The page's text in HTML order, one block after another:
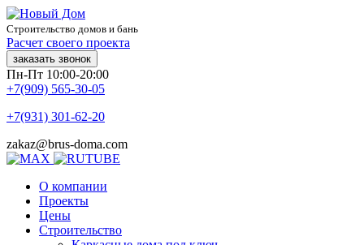
Строительство домов и бань
Расчет своего проекта
заказать звонок
Пн-Пт 10:00-20:00
+7(909) 565-30-05
+7(931) 301-62-20
zakaz@brus-doma.com
О компании
Проекты
Цены
Строительство